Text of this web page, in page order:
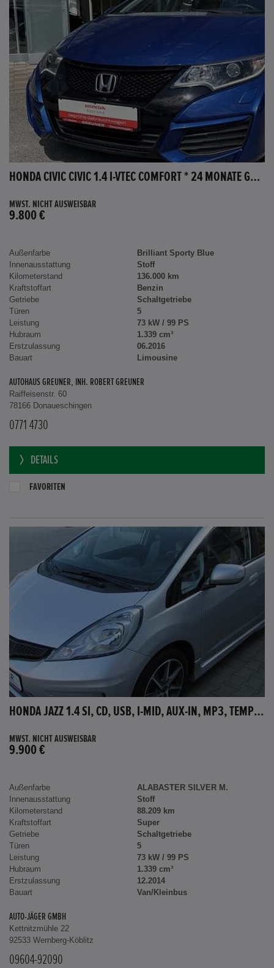
HONDA CIVIC CIVIC 1.4 I-VTEC COMFORT * 24 MONATE GARANTIE *
MWST. NICHT AUSWEISBAR
9.800 €
Außenfarbe
Brilliant Sporty Blue
Innenausstattung
Stoff
Kilometerstand
136.000 km
Kraftstoffart
Benzin
Getriebe
Schaltgetriebe
Türen
5
Leistung
73 kW / 99 PS
Hubraum
1.339 cm³
Erstzulassung
06.2016
Bauart
Limousine
AUTOHAUS GREUNER, INH. ROBERT GREUNER
Raiffeisenstr. 60
78166 Donaueschingen
0771 4730
DETAILS
FAVORITEN
HONDA JAZZ 1.4 SI, CD, USB, I-MID, AUX-IN, MP3, TEMPOMAT
MWST. NICHT AUSWEISBAR
9.900 €
Außenfarbe
ALABASTER SILVER M.
Innenausstattung
Stoff
Kilometerstand
88.209 km
Kraftstoffart
Super
Getriebe
Schaltgetriebe
Türen
5
Leistung
73 kW / 99 PS
Hubraum
1.339 cm³
Erstzulassung
12.2014
Bauart
Van/Kleinbus
AUTO-JÄGER GMBH
Kettnitzmühle 22
92533 Wernberg-Köblitz
09604-92090